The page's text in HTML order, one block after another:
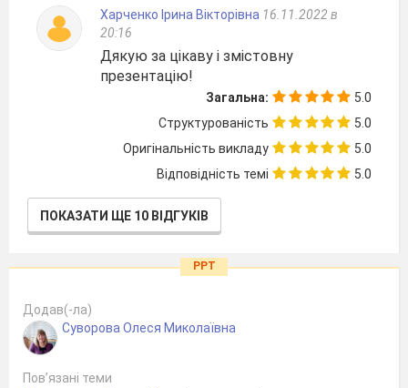
Харченко Ірина Вікторівна 16.11.2022 в
20:16
Дякую за цікаву і змістовну
презентацію!
Загальна:
5.0
Структурованість
5.0
Оригінальність викладу
5.0
Відповідність темі
5.0
ПОКАЗАТИ ЩЕ 10 ВІДГУКІВ
PPT
Додав(-ла)
Суворова Олеся Миколаївна
Пов’язані теми